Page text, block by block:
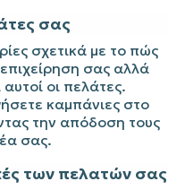
σας
σχετικά με το πώς
σας αλλά
οι πελάτες.
καμπάνιες στο
την απόδοση τους
σας.
των πελατών σας